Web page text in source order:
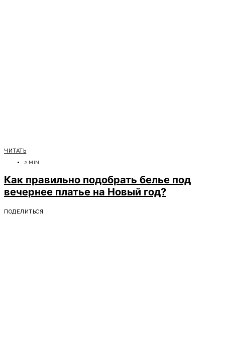
ЧИТАТЬ
2 MIN
Как правильно подобрать белье под
вечернее платье на Новый год?
ПОДЕЛИТЬСЯ